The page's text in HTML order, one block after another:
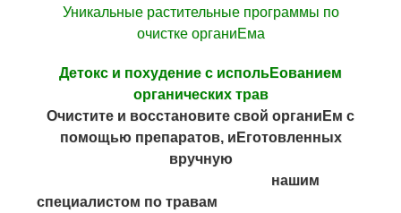
Уникальные растительные программы по
очистке органиЕма
Детокс и похудение с испольЕованием
органических трав
Очистите и восстановите свой органиЕм с
помощью препаратов, иЕготовленных
вручную
нашим
специалистом по травам